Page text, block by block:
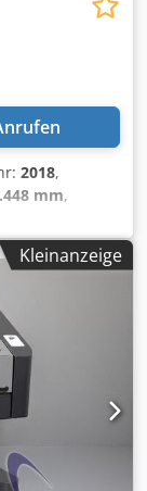
2018,
mm,
Achsen:3, Im
Dieser
von
ist voll
von
Prototyping
3D-
uns zum
in Betracht
Kleinanzeige